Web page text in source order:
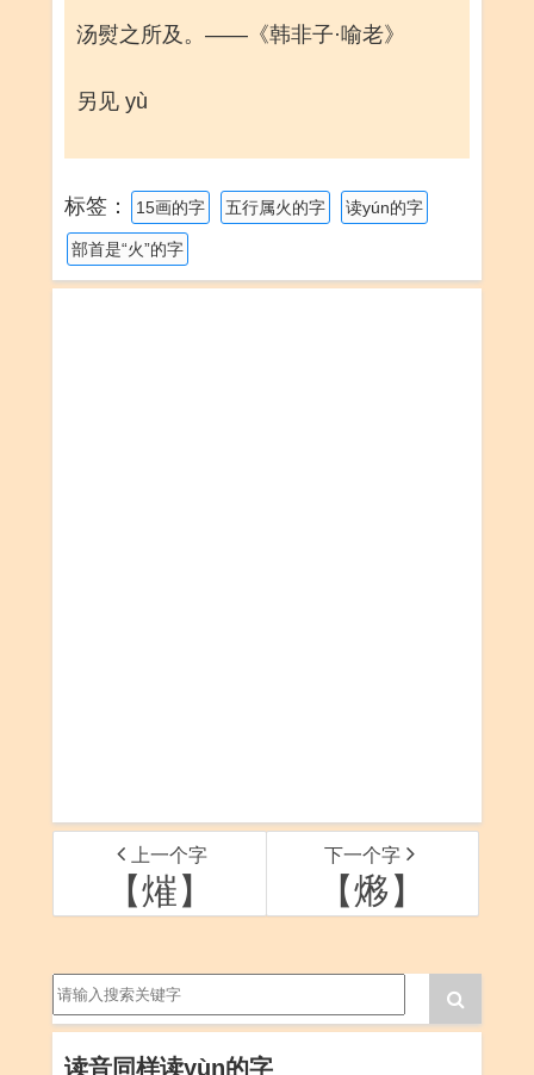
汤熨之所及。——《韩非子·喻老》
另见 yù
标签： 15画的字 五行属火的字 读yún的字
部首是“火”的字
上一个字
【熣】
下一个字
【熪】
读音同样读yùn的字